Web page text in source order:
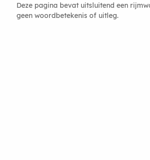
Deze pagina bevat uitsluitend een
geen woordbetekenis of uitleg.